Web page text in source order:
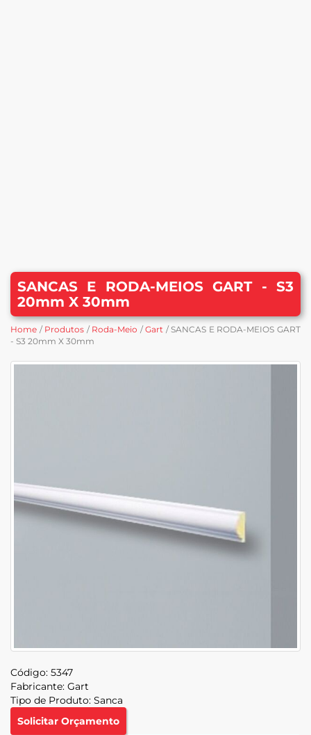
SANCAS E RODA-MEIOS GART - S3
20mm X 30mm
Home / Produtos / Roda-Meio /Gart / SANCAS E RODA-MEIOS GART
- S3 20mm X 30mm
Código: 5347
Fabricante: Gart
Tipo de Produto: Sanca
Solicitar Orçamento